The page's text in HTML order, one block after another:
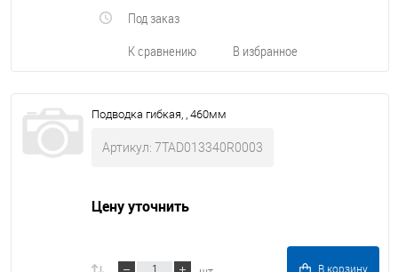
К сравнению В избранное
Под заказ
Подводка гибкая, , 460мм
Артикул: 7TAD013340R0003
Цену уточнить
В корзину